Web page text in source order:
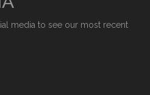
media to see our most recent